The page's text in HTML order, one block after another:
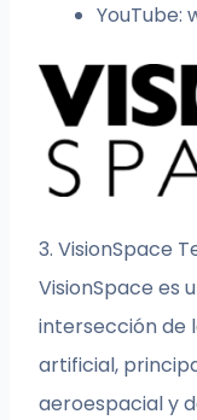
YouTube:
3. VisionSpace
VisionSpace es
intersección de
artificial,
aeroespacial y